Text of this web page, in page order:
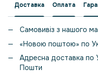
Доставка Оплата
Самовивіз з нашого
«Новою поштою» по
Адресна доставка по
Пошти